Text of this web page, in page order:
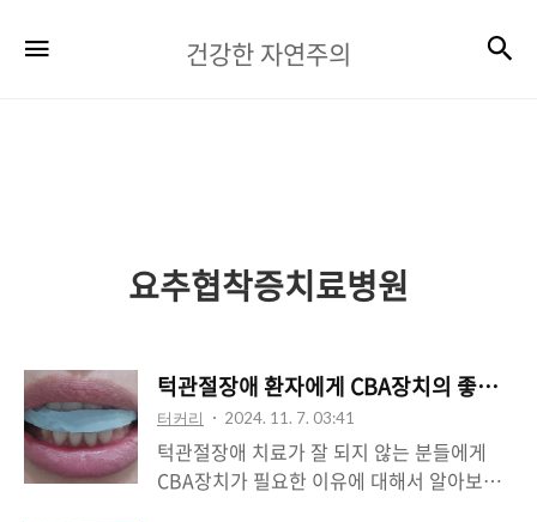
강
의
건강한 자연주의
요추협착증치료병원
턱관절장애 환자에게 CBA장치의 좋은점
터커리 2024. 11. 7. 03:41
턱관절장애 치료가 잘 되지 않는 분들에게
CBA장치가 필요한 이유에 대해서 알아보도